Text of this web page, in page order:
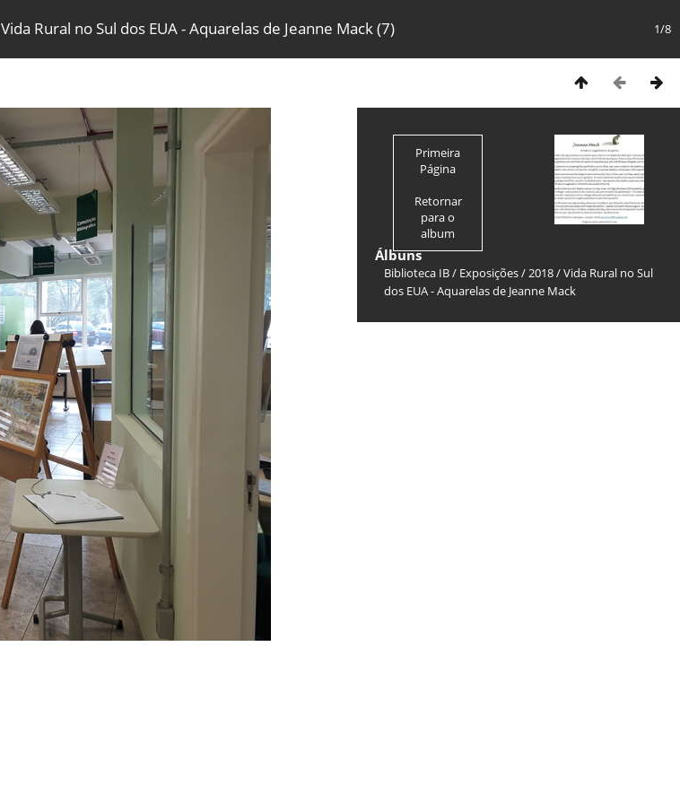
1/8
Vida Rural no Sul dos EUA - Aquarelas de Jeanne Mack (7)
Primeira
Página
Retornar
para o
album
Álbuns
Biblioteca IB/ Exposições/2018/Vida Rural no Sul
dos EUA - Aquarelas de Jeanne Mack